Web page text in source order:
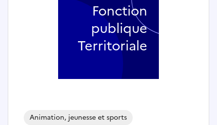
Animation, jeunesse et sports
Fonction
publique
Territoriale